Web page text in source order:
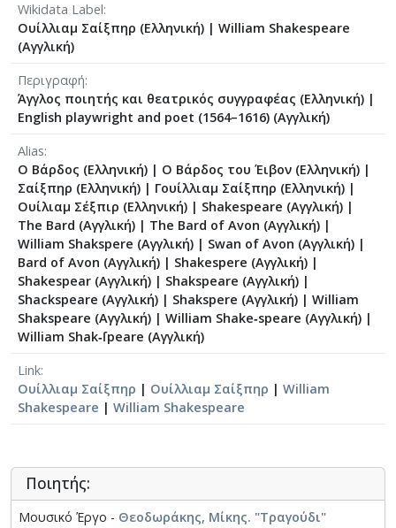
Wikidata Label
Ουίλλιαμ Σαίξπηρ (Ελληνική) | William Shakespeare
(Αγγλική)
Περιγραφή
Άγγλος ποιητής και θεατρικός συγγραφέας (Ελληνική) |
English playwright and poet (1564–1616) (Αγγλική)
Alias
Ο Βάρδος (Ελληνική) | Ο Βάρδος του Έιβον (Ελληνική) |
Σαίξπηρ (Ελληνική) | Γουίλλιαμ Σαίξπηρ (Ελληνική) |
Ουίλιαμ Σέξπιρ (Ελληνική) | Shakespeare (Αγγλική) |
The Bard (Αγγλική) | The Bard of Avon (Αγγλική) |
William Shakspere (Αγγλική) | Swan of Avon (Αγγλική) |
Bard of Avon (Αγγλική) | Shakespere (Αγγλική) |
Shakespear (Αγγλική) | Shakspeare (Αγγλική) |
Shackspeare (Αγγλική) | Shakspere (Αγγλική) | William
Shakspeare (Αγγλική) | William Shake‐speare (Αγγλική) |
William Shak‐ſpeare (Αγγλική)
Link
Ουίλλιαμ Σαίξπηρ | Ουίλλιαμ Σαίξπηρ | William
Shakespeare | William Shakespeare
Ποιητής:
Μουσικό Έργο - Θεοδωράκης, Μίκης. "Τραγούδι"